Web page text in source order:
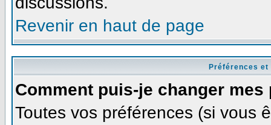
Revenir en haut de page
Préférences
Comment puis-je changer mes
Toutes vos préférences (si vous